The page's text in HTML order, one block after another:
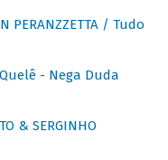
PERANZZETTA / Tudo
- Nega Duda
& SERGINHO